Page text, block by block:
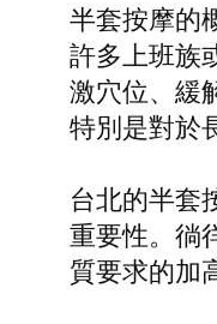
半套按摩的
許多上班族
激穴位、緩
特別是對於
台北的半套
重要性。徜
質要求的加